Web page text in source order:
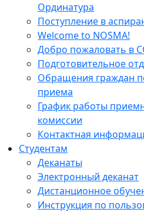
Ординатура
Поступление в
Welcome to NOSMA!
Добро пожаловать в
Подготовительное
Обращения граждан
приема
График работы
комиссии
Контактная
Студентам
Деканаты
Электронный деканат
Дистанционное
Инструкция по